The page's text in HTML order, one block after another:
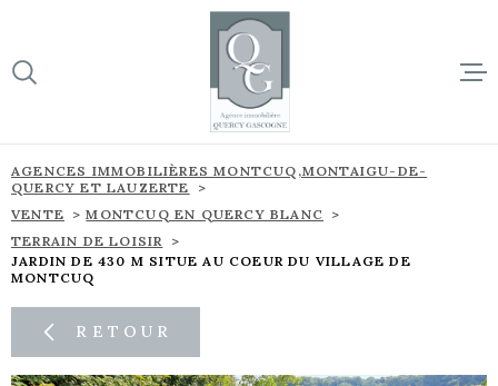
lamenu
contenu
SUR
L'ÉQUIPE
AGENCES IMMOBILIÈRES MONTCUQ,MONTAIGU-DE-
QUERCY ET LAUZERTE
VENTE
MONTCUQ EN QUERCY BLANC
TERRAIN DE LOISIR
JARDIN DE 430 M SITUE AU COEUR DU VILLAGE DE
MONTCUQ
RETOUR
VOTRE
RECHERCHE
D'OFFRE
VENTE
TYPE